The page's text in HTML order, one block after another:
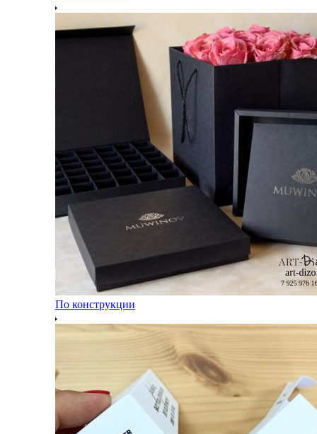
По конструкции